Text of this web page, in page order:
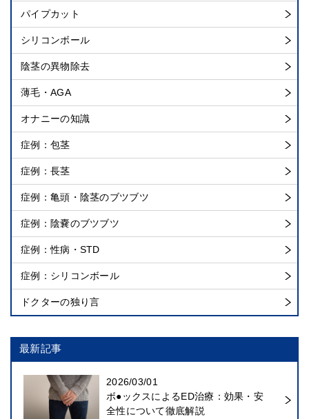
パイプカット
シリコンボール
陰茎の異物除去
薄毛・AGA
オナニーの知識
症例：包茎
症例：長茎
症例：亀頭・陰茎のブツブツ
症例：陰嚢のブツブツ
症例：性病・STD
症例：シリコンボール
ドクターの独り言
最新記事
2026/03/01
ボ●ックスによるED治療：効果・安
全性について徹底解説